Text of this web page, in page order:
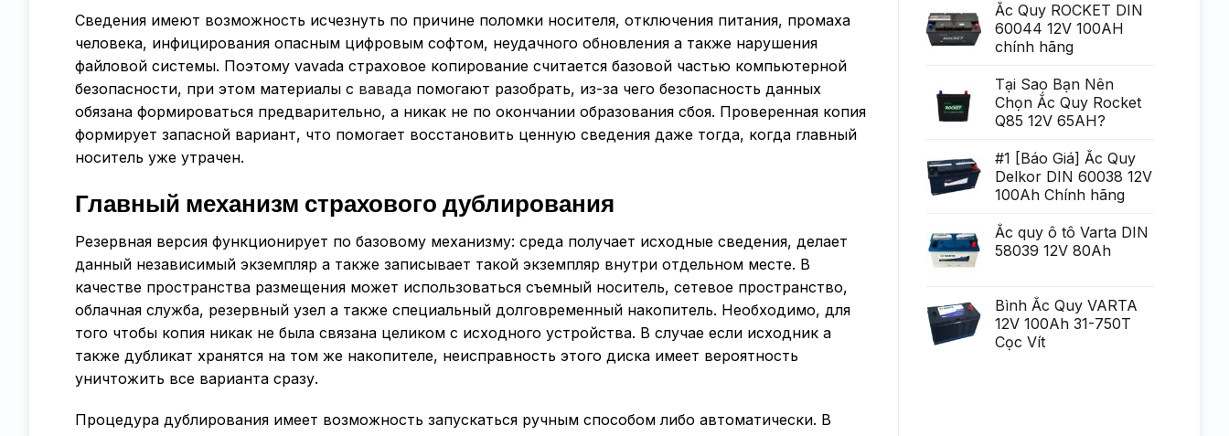
Сведения имеют возможность исчезнуть по причине поломки носителя, отключения питания, промаха
человека, инфицирования опасным цифровым софтом, неудачного обновления а также нарушения
файловой системы. Поэтому vavada страховое копирование считается базовой частью компьютерной
безопасности, при этом материалы с вавада помогают разобрать, из-за чего безопасность данных
обязана формироваться предварительно, а никак не по окончании образования сбоя. Проверенная копия
формирует запасной вариант, что помогает восстановить ценную сведения даже тогда, когда главный
носитель уже утрачен.
Главный механизм страхового дублирования
Резервная версия функционирует по базовому механизму: среда получает исходные сведения, делает
данный независимый экземпляр а также записывает такой экземпляр внутри отдельном месте. В
качестве пространства размещения может использоваться съемный носитель, сетевое пространство,
облачная служба, резервный узел а также специальный долговременный накопитель. Необходимо, для
того чтобы копия никак не была связана целиком с исходного устройства. В случае если исходник а
также дубликат хранятся на том же накопителе, неисправность этого диска имеет вероятность
уничтожить все варианта сразу.
Процедура дублирования имеет возможность запускаться ручным способом либо автоматически. В
Generare
Eminent
variabilitatea
poate
fi
uria?
tiga
mult
mai
Chirurgie
mult
mai
pu?
Ắc Quy ROCKET DIN
60044 12V 100AH
chính hãng
Tại Sao Bạn Nên
Chọn Ắc Quy Rocket
Q85 12V 65AH?
#1 [Báo Giá] Ắc Quy
Delkor DIN 60038 12V
100Ah Chính hãng
Ắc quy ô tô Varta DIN
58039 12V 80Ah
Bình Ắc Quy VARTA
12V 100Ah 31-750T
Cọc Vít